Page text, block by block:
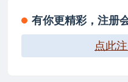
有你更精彩，注册
点此